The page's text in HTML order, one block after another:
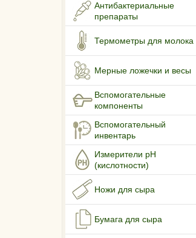
Антибактериальные
препараты
Термометры для молока
Мерные ложечки и весы
Вспомогательные
компоненты
Вспомогательный
инвентарь
Измерители pH
(кислотности)
Ножи для сыра
Бумага для сыра